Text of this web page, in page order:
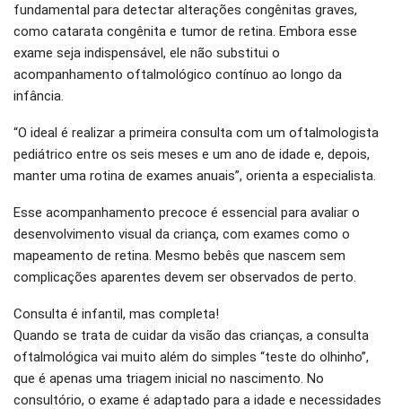
fundamental para detectar alterações congênitas graves,
como catarata congênita e tumor de retina. Embora esse
exame seja indispensável, ele não substitui o
acompanhamento oftalmológico contínuo ao longo da
infância.
“O ideal é realizar a primeira consulta com um oftalmologista
pediátrico entre os seis meses e um ano de idade e, depois,
manter uma rotina de exames anuais”, orienta a especialista.
Esse acompanhamento precoce é essencial para avaliar o
desenvolvimento visual da criança, com exames como o
mapeamento de retina. Mesmo bebês que nascem sem
complicações aparentes devem ser observados de perto.
Consulta é infantil, mas completa!
Quando se trata de cuidar da visão das crianças, a consulta
oftalmológica vai muito além do simples “teste do olhinho”,
que é apenas uma triagem inicial no nascimento. No
consultório, o exame é adaptado para a idade e necessidades